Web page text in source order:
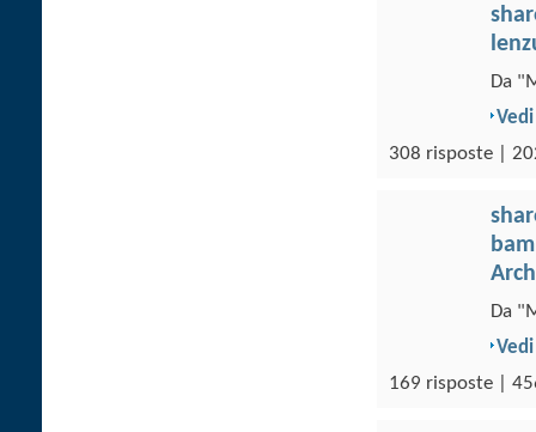
Da
308 risposte |
Da
169 risposte |